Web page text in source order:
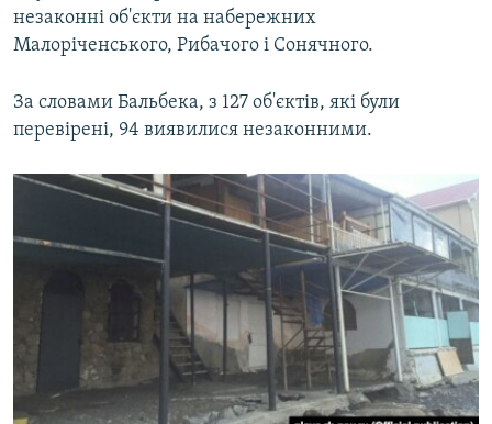
незаконні об'єкти на набережних
Малоріченського, Рибачого і Сонячного.
За словами Бальбека, з 127 об'єктів, які були
перевірені, 94 виявилися незаконними.